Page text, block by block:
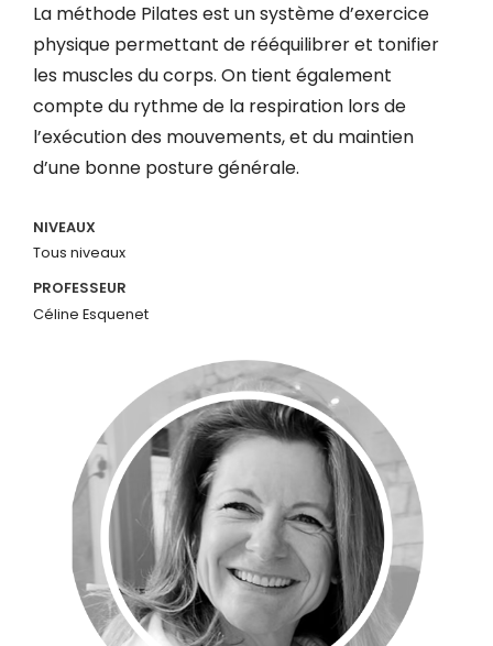
La méthode Pilates est un système d’exercice
physique permettant de rééquilibrer et tonifier
les muscles du corps. On tient également
compte du rythme de la respiration lors de
l’exécution des mouvements, et du maintien
d’une bonne posture générale.
NIVEAUX
Tous niveaux
PROFESSEUR
Céline Esquenet